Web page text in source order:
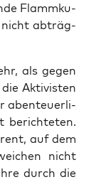
Flamm­ku­
nicht abträg­
als gegen
Akti­vis­ten
aben­teu­er­li­
berich­te­ten.
auf dem
nicht
durch die